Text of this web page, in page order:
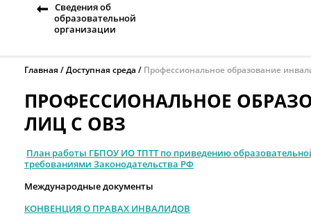
Сведения об
образовательной
организации
Главная Доступная среда Профессиональное образование
ПРОФЕССИОНАЛЬНОЕ
ЛИЦ С ОВЗ
План работы ГБПОУ ИО ТПТТ по приведению
требованиями Законодательства РФ
Международные документы
КОНВЕНЦИЯ О ПРАВАХ ИНВАЛИДОВ